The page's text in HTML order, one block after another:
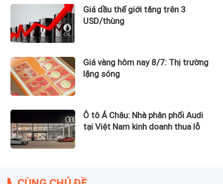
Giá dầu thế giới tăng trên 3
USD/thùng
Giá vàng hôm nay 8/7: Thị trường
lặng sóng
Ô tô Á Châu: Nhà phân phối Audi
tại Việt Nam kinh doanh thua lỗ